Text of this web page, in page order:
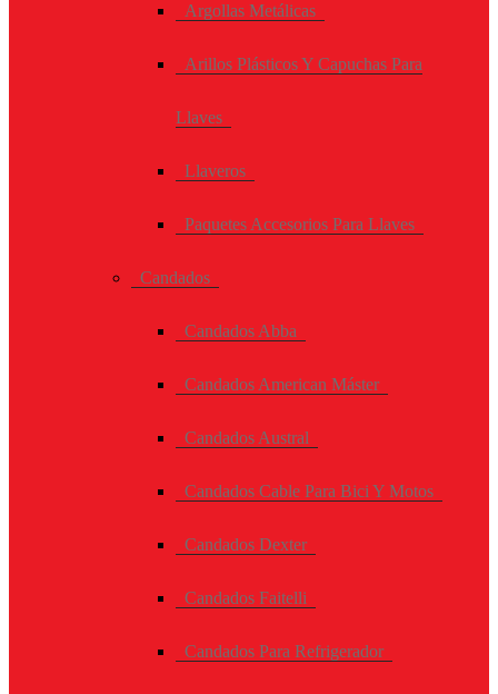
Argollas Metálicas
Arillos Plásticos Y Capuchas Para
Llaves
Llaveros
Paquetes Accesorios Para Llaves
Candados
Candados Abba
Candados American Máster
Candados Austral
Candados Cable Para Bici Y Motos
Candados Dexter
Candados Faitelli
Candados Para Refrigerador